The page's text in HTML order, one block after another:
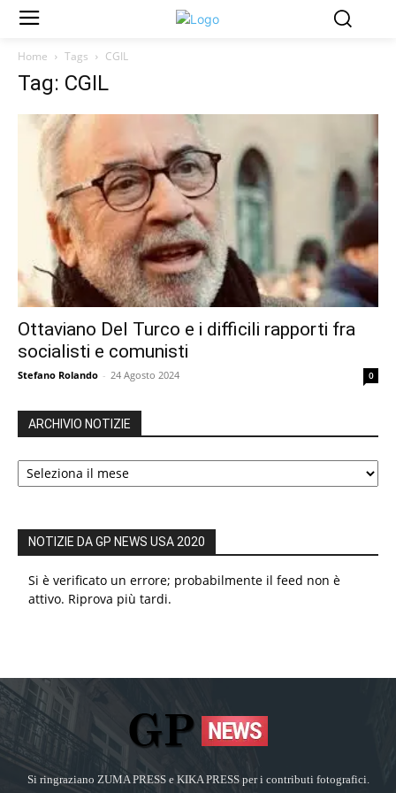
Home Tags CGIL
Tag: CGIL
Ottaviano Del Turco e i difficili rapporti fra
socialisti e comunisti
Stefano Rolando - 24 Agosto 2024 0
ARCHIVIO NOTIZIE
ARCHIVIO
NOTIZIE
NOTIZIE DA GP NEWS USA 2020
Si è verificato un errore; probabilmente il feed non è
attivo. Riprova più tardi.
Si ringraziano ZUMA PRESS e KIKA PRESS per i contributi fotografici.